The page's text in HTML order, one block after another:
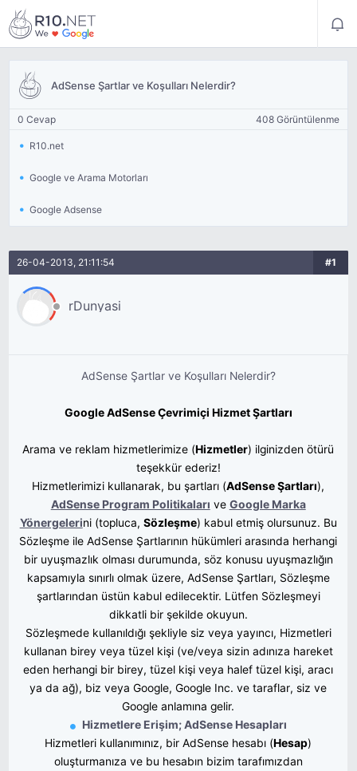
AdSense Şartlar ve Koşulları Nelerdir?
0 Cevap 408 Görüntülenme
R10.net
Google ve Arama Motorları
Google Adsense
26-04-2013, 21:11:54 #1
rDunyasi
AdSense Şartlar ve Koşulları Nelerdir?
Google AdSense Çevrimiçi Hizmet Şartları
Arama ve reklam hizmetlerimize (Hizmetler) ilginizden ötürü
teşekkür ederiz!
Hizmetlerimizi kullanarak, bu şartları (AdSense Şartları),
AdSense Program Politikaları ve Google Marka
Yönergelerini (topluca,  Sözleşme) kabul etmiş olursunuz. Bu
Sözleşme ile AdSense Şartlarının hükümleri arasında herhangi
bir uyuşmazlık olması durumunda, söz konusu uyuşmazlığın
kapsamıyla sınırlı olmak üzere, AdSense Şartları, Sözleşme
şartlarından üstün kabul edilecektir. Lütfen Sözleşmeyi
dikkatli bir şekilde okuyun.
Sözleşmede kullanıldığı şekliyle siz veya yayıncı, Hizmetleri
kullanan birey veya tüzel kişi (ve/veya sizin adınıza hareket
eden herhangi bir birey, tüzel kişi veya halef tüzel kişi, aracı
ya da ağ), biz veya Google, Google Inc. ve taraflar, siz ve
Google anlamına gelir.
Hizmetlere Erişim; AdSense Hesapları
Hizmetleri kullanımınız, bir AdSense hesabı (Hesap)
oluşturmanıza ve bu hesabın bizim tarafımızdan